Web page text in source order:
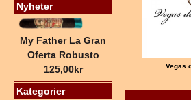
Vegas
Nyheter
My Father La Gran
Oferta Robusto
125,00kr
Kategorier